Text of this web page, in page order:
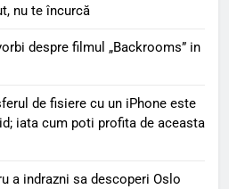
nu te încurcă
despre filmul „Backrooms” in
de fisiere cu un iPhone este
iata cum poti profita de aceasta
a indrazni sa descoperi Oslo